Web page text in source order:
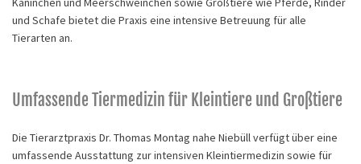
und Schafe bietet die Praxis eine intensive Betreuung für alle
Tierarten an.
Umfassende Tiermedizin für Kleintiere und Großtiere
Die Tierarztpraxis Dr. Thomas Montag nahe Niebüll verfügt über eine
umfassende Ausstattung zur intensiven Kleintiermedizin sowie für